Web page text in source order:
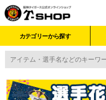
カテゴリーから探す